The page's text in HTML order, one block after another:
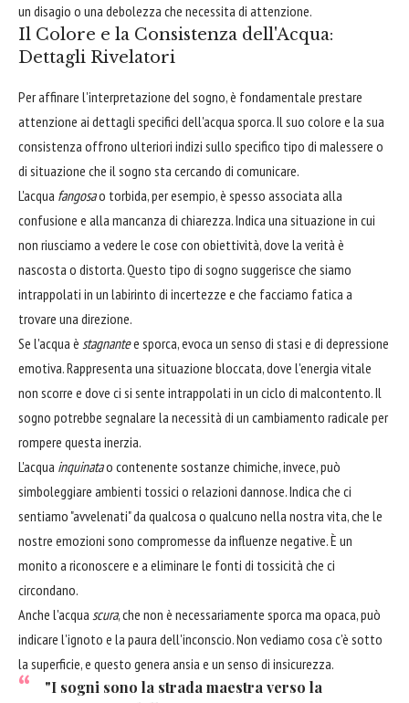
un disagio o una debolezza che necessita di attenzione.
Il Colore e la Consistenza dell'Acqua:
Dettagli Rivelatori
Per affinare l'interpretazione del sogno, è fondamentale prestare
attenzione ai dettagli specifici dell'acqua sporca. Il suo colore e la sua
consistenza offrono ulteriori indizi sullo specifico tipo di malessere o
di situazione che il sogno sta cercando di comunicare.
L'acqua fangosao torbida, per esempio, è spesso associata alla
confusione e alla mancanza di chiarezza. Indica una situazione in cui
non riusciamo a vedere le cose con obiettività, dove la verità è
nascosta o distorta. Questo tipo di sogno suggerisce che siamo
intrappolati in un labirinto di incertezze e che facciamo fatica a
trovare una direzione.
Se l'acqua è stagnantee sporca, evoca un senso di stasi e di depressione
emotiva. Rappresenta una situazione bloccata, dove l'energia vitale
non scorre e dove ci si sente intrappolati in un ciclo di malcontento. Il
sogno potrebbe segnalare la necessità di un cambiamento radicale per
rompere questa inerzia.
L'acqua inquinatao contenente sostanze chimiche, invece, può
simboleggiare ambienti tossici o relazioni dannose. Indica che ci
sentiamo "avvelenati" da qualcosa o qualcuno nella nostra vita, che le
nostre emozioni sono compromesse da influenze negative. È un
monito a riconoscere e a eliminare le fonti di tossicità che ci
circondano.
Anche l'acqua scura, che non è necessariamente sporca ma opaca, può
indicare l'ignoto e la paura dell'inconscio. Non vediamo cosa c'è sotto
la superficie, e questo genera ansia e un senso di insicurezza.
"I sogni sono la strada maestra verso la